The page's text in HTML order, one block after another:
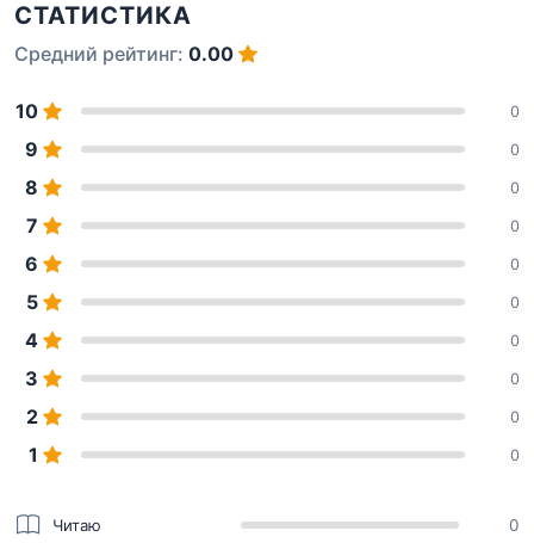
СТАТИСТИКА
Средний рейтинг: 0.00
10 0
9 0
8 0
7 0
6 0
5 0
4 0
3 0
2 0
1 0
Читаю 0